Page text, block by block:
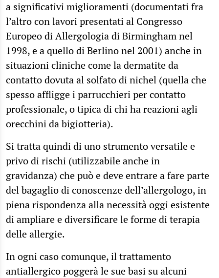
a significativi miglioramenti (documentati fra
l’altro con lavori presentati al Congresso
Europeo di Allergologia di Birmingham nel
1998, e a quello di Berlino nel 2001) anche in
situazioni cliniche come la dermatite da
contatto dovuta al solfato di nichel (quella che
spesso affligge i parrucchieri per contatto
professionale, o tipica di chi ha reazioni agli
orecchini da bigiotteria).
Si tratta quindi di uno strumento versatile e
privo di rischi (utilizzabile anche in
gravidanza) che può e deve entrare a fare parte
del bagaglio di conoscenze dell’allergologo, in
piena rispondenza alla necessità oggi esistente
di ampliare e diversificare le forme di terapia
delle allergie.
In ogni caso comunque, il trattamento
antiallergico poggerà le sue basi su alcuni